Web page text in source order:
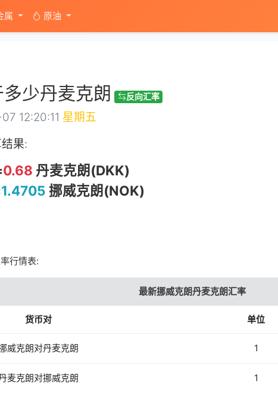
属 原油
少丹麦克朗 反向汇率
12:20:11 星期五
果:
0.68 丹麦克朗(DKK)
1.4705 挪威克朗(NOK)
行情表:
最新挪威克朗丹麦克朗汇率
货币对 单位
威克朗对丹麦克朗 1
麦克朗对挪威克朗 1